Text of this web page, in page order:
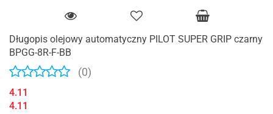
Długopis olejowy automatyczny PILOT SUPER GRIP czarny
BPGG-8R-F-BB
(0)
4.11
4.11